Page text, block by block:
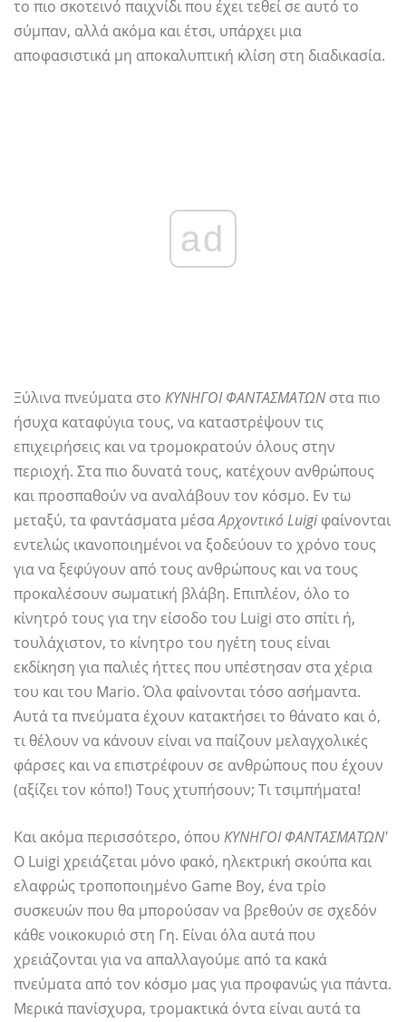
το πιο σκοτεινό παιχνίδι που έχει τεθεί σε αυτό το
σύμπαν, αλλά ακόμα και έτσι, υπάρχει μια
αποφασιστικά μη αποκαλυπτική κλίση στη διαδικασία.
ad
Ξύλινα πνεύματα στο ΚΥΝΗΓΟΙ ΦΑΝΤΑΣΜΑΤΩΝστα πιο
ήσυχα καταφύγια τους, να καταστρέψουν τις
επιχειρήσεις και να τρομοκρατούν όλους στην
περιοχή. Στα πιο δυνατά τους, κατέχουν ανθρώπους
και προσπαθούν να αναλάβουν τον κόσμο. Εν τω
μεταξύ, τα φαντάσματα μέσαΑρχοντικό Luigi φαίνονται
εντελώς ικανοποιημένοι να ξοδεύουν το χρόνο τους
για να ξεφύγουν από τους ανθρώπους και να τους
προκαλέσουν σωματική βλάβη. Επιπλέον, όλο το
κίνητρό τους για την είσοδο του Luigi στο σπίτι ή,
τουλάχιστον, το κίνητρο του ηγέτη τους είναι
εκδίκηση για παλιές ήττες που υπέστησαν στα χέρια
του και του Mario. Όλα φαίνονται τόσο ασήμαντα.
Αυτά τα πνεύματα έχουν κατακτήσει το θάνατο και ό,
τι θέλουν να κάνουν είναι να παίζουν μελαγχολικές
φάρσες και να επιστρέφουν σε ανθρώπους που έχουν
(αξίζει τον κόπο!) Τους χτυπήσουν; Τι τσιμπήματα!
Και ακόμα περισσότερο, όπου ΚΥΝΗΓΟΙ ΦΑΝΤΑΣΜΑΤΩΝ'
Ο Luigi χρειάζεται μόνο φακό, ηλεκτρική σκούπα και
ελαφρώς τροποποιημένο Game Boy, ένα τρίο
συσκευών που θα μπορούσαν να βρεθούν σε σχεδόν
κάθε νοικοκυριό στη Γη. Είναι όλα αυτά που
χρειάζονται για να απαλλαγούμε από τα κακά
πνεύματα από τον κόσμο μας για προφανώς για πάντα.
Μερικά πανίσχυρα, τρομακτικά όντα είναι αυτά τα